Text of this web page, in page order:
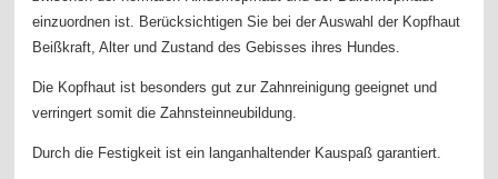
einzuordnen ist. Berücksichtigen Sie bei der Auswahl der Kopfhaut
Beißkraft, Alter und Zustand des Gebisses ihres Hundes.
Die Kopfhaut ist besonders gut zur Zahnreinigung geeignet und
verringert somit die Zahnsteinneubildung.
Durch die Festigkeit ist ein langanhaltender Kauspaß garantiert.